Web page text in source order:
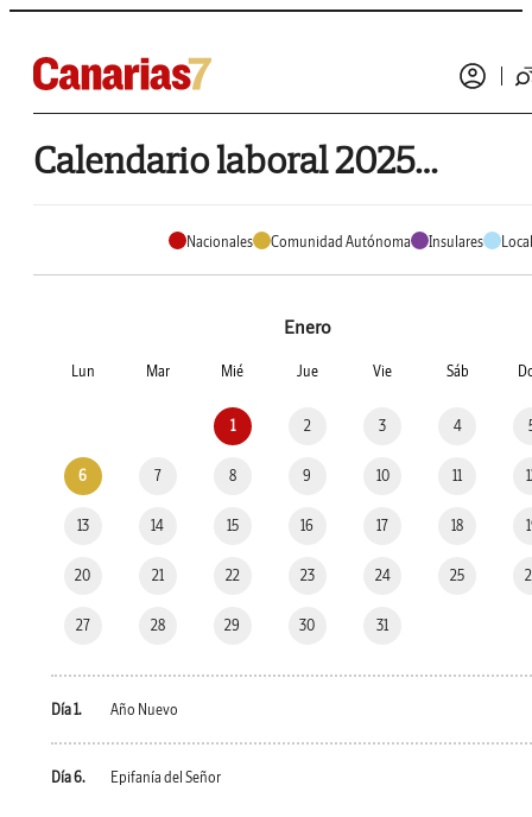
Calendario laboral 2025 de Villa de Mazo
Nacionales Comunidad Autónoma Insulares
Enero
Lun Mar Mié Jue Vie Sáb
1 2 3 4
6 7 8 9 10 11
13 14 15 16 17 18
20 21 22 23 24 25
27 28 29 30 31
Día 1. Año Nuevo
Día 6. Epifanía del Señor